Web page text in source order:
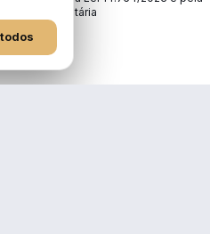
Reforma Tributária
meses